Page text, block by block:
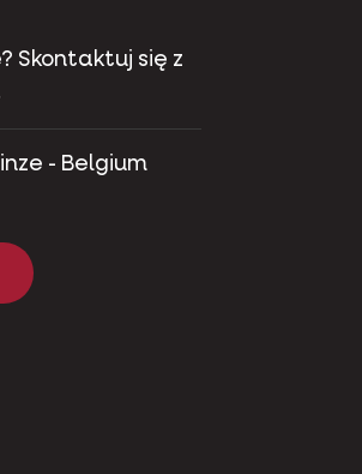
Skontaktuj się z
- Belgium